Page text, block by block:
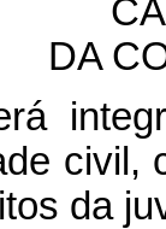
DA
civil,
da